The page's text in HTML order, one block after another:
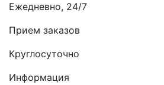
Ежедневно, 24/7
Прием заказов
Круглосуточно
Информация